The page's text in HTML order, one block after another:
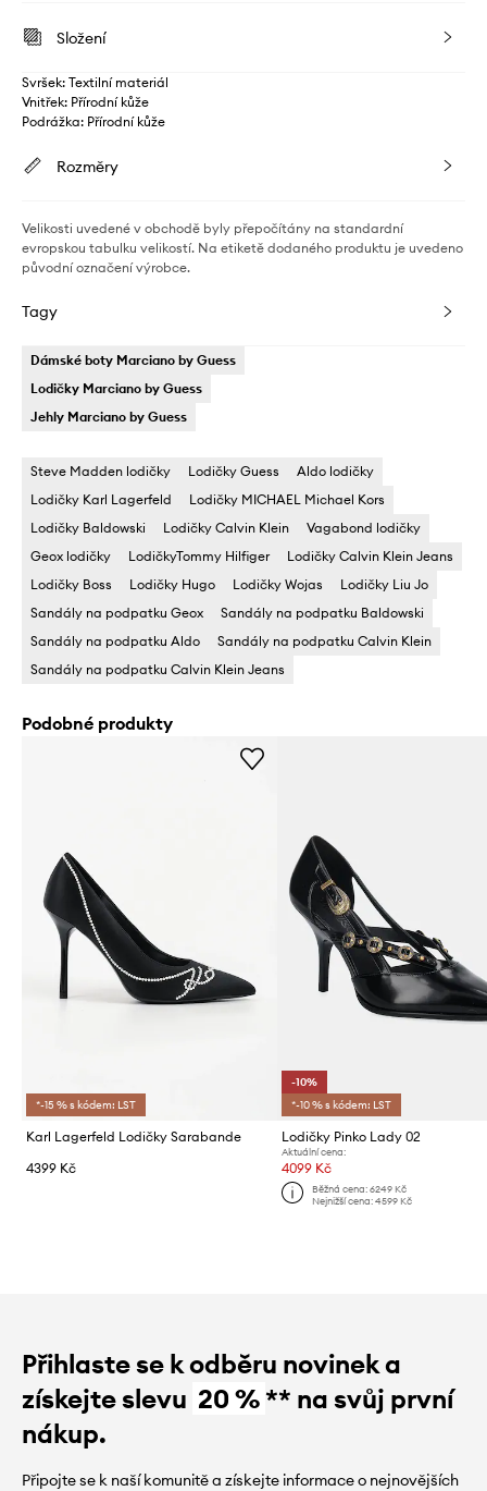
Složení
Svršek: Textilní materiál
Vnitřek: Přírodní kůže
Podrážka: Přírodní kůže
Rozměry
Velikosti uvedené v obchodě byly přepočítány na standardní
evropskou tabulku velikostí. Na etiketě dodaného produktu je uvedeno
původní označení výrobce.
Tagy
Dámské boty Marciano by Guess
Lodičky Marciano by Guess
Jehly Marciano by Guess
Steve Madden lodičky Lodičky Guess
Aldo lodičky
Lodičky Karl Lagerfeld
Lodičky MICHAEL Michael Kors
Lodičky Baldowski
Lodičky Calvin Klein
Vagabond lodičky
Geox lodičky
LodičkyTommy Hilfiger
Lodičky Calvin Klein Jeans
Lodičky Boss
Lodičky Hugo Lodičky Wojas
Lodičky Liu Jo
Sandály na podpatku Geox
Sandály na podpatku Baldowski
Sandály na podpatku Aldo
Sandály na podpatku Calvin Klein
Sandály na podpatku Calvin Klein Jeans
Podobné produkty
*-15 % s kódem: LST
Karl Lagerfeld Lodičky Sarabande
4399 Kč
-10%
*-10 % s kódem: LST
Lodičky Pinko Lady 02
Aktuální cena:
4099 Kč
Běžná cena: 6249 Kč
Nejnižší cena: 4599 Kč
Přihlaste se k odběru novinek a
získejte slevu 20 %** na svůj první
nákup.
Připojte se k naší komunitě a získejte informace o nejnovějších